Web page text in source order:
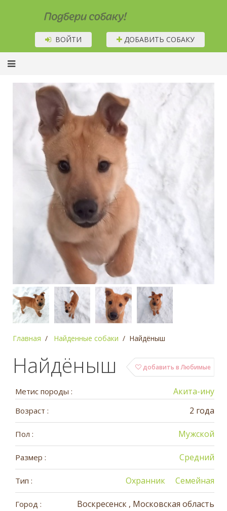
Подбери собаку!
ВОЙТИ ДОБАВИТЬ СОБАКУ
Главная Найденные собаки Найдёныш
добавить в Любимые
Найдёныш
Метис породы : Акита-ину
Возраст : 2 года
Пол : Мужской
Размер : Средний
Тип : Семейная
Охранник
Город : Воскресенск , Московская область